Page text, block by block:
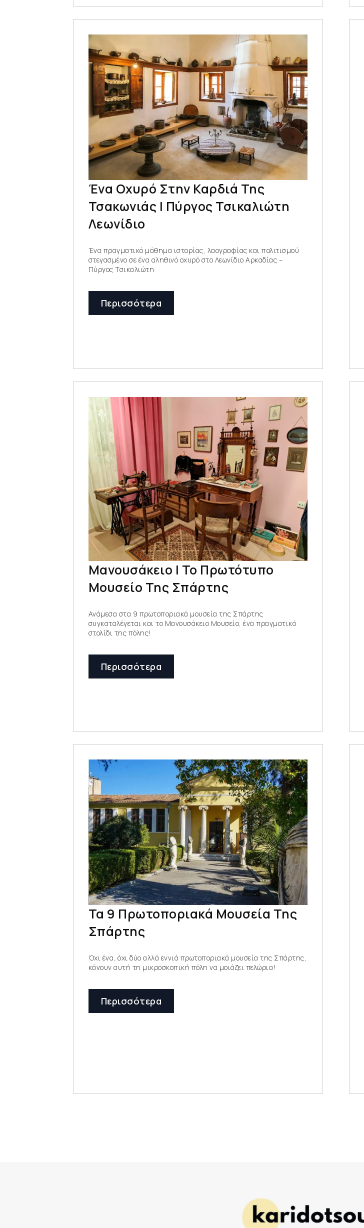
Ένα Οχυρό Στην Καρδιά Της
Τσακωνιάς | Πύργος Τσικαλιώτη
Λεωνίδιο
Ένα πραγματικό μάθημα ιστορίας, λαογραφίας και πολιτισμού
στεγασμένο σε ένα αληθινό οχυρό στο Λεωνίδιο Αρκαδίας –
Πύργος Τσικαλιώτη
Περισσότερα
Μανουσάκειο | Το Πρωτότυπο
Μουσείο Της Σπάρτης
Ανάμεσα στα 9 πρωτοποριακά μουσεία της Σπάρτης
συγκαταλέγεται και το Μανουσάκειο Μουσείο, ένα πραγματικό
στολίδι της πόλης!
Περισσότερα
Τα 9 Πρωτοποριακά Μουσεία Της
Σπάρτης
Όχι ένα, όχι δύο αλλά εννιά πρωτοποριακά μουσεία της Σπάρτης,
κάνουν αυτή τη μικροσκοπική πόλη να μοιάζει πελώρια!
Περισσότερα